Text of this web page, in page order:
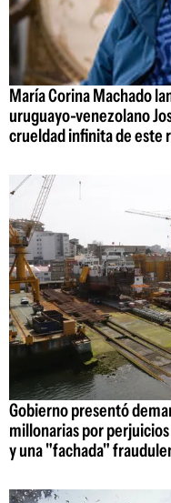
María Corina Machado
uruguayo-venezolano
crueldad infinita de este
Gobierno presentó
millonarias por
y una "fachada"